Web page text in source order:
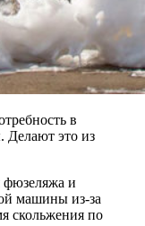
в
Делают это из
фюзеляжа и
машины из-за
скольжения по